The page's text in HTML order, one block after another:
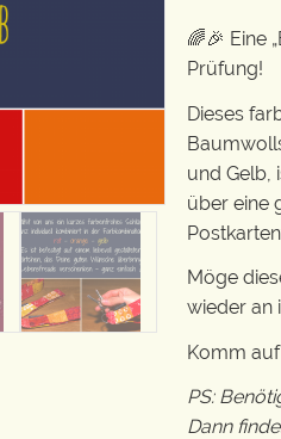
🌈🎉 Eine
Prüfung!
Dieses
und Gelb,
über eine
Möge
wieder an
Komm
PS:
Dann